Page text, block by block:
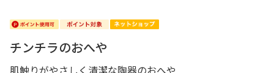
チンチラのおへや
肌触りがやさしく清潔な陶器のおへや